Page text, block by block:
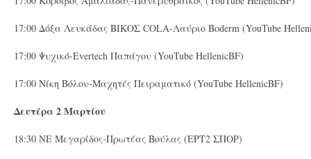
17:00 Δόξα Λευκάδας ΒΙΚΟΣ COLA-Λαύριο Boderm (YouTube
17:00 Ψυχικό-Evertech Παπάγου (YouTube HellenicBF)
17:00 Νίκη Βόλου-Μαχητές Πειραματικό (YouTube HellenicBF)
Δευτέρα 2 Μαρτίου
18:30 ΝΕ Μεγαρίδος-Πρωτέας Βούλας (ΕΡΤ2 ΣΠΟΡ)